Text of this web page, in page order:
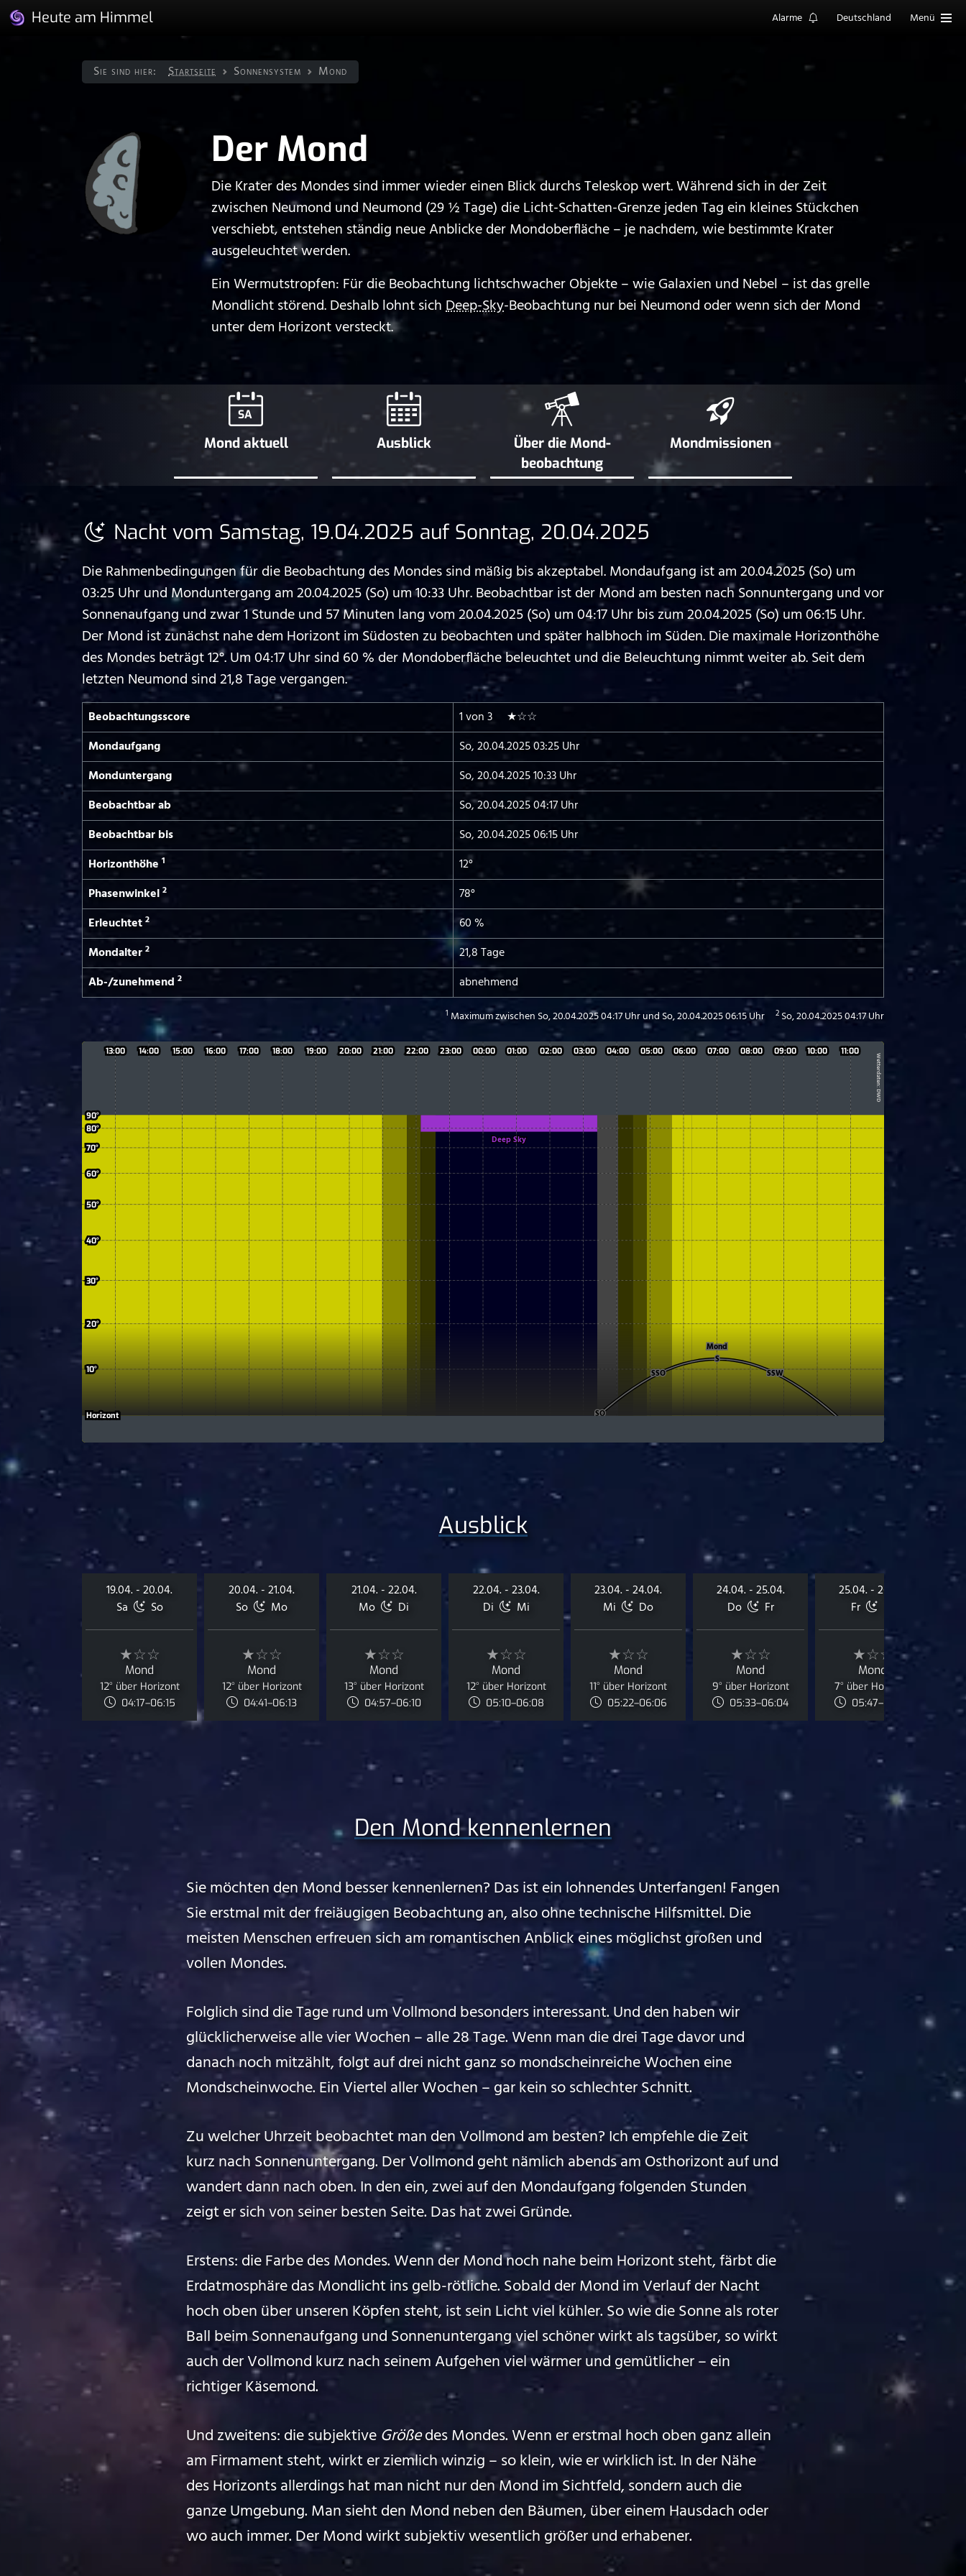
Heute am Himmel Alarme Deutschland Menü
Sie sind hier: Startseite Sonnen­system Mond
Der Mond
Die Krater des Mondes sind immer wieder einen Blick durchs Teleskop wert. Während sich in der Zeit
zwischen Neumond und Neumond (29 ½ Tage) die Licht-Schatten-Grenze jeden Tag ein kleines Stückchen
verschiebt, entstehen ständig neue Anblicke der Mondoberfläche – je nachdem, wie bestimmte Krater
ausgeleuchtet werden.
Ein Wermutstropfen: Für die Beobachtung lichtschwacher Objekte – wie Galaxien und Nebel – ist das grelle
Mondlicht störend. Deshalb lohnt sichDeep-Sky-Beobachtung nur bei Neumond oder wenn sich der Mond
unter dem Horizont versteckt.
SA
Mond aktuell Ausblick
Über die Mond­
beobachtung
Mond­missionen
Nacht vom Samstag, 19.04.2025 auf Sonntag, 20.04.2025
Die Rahmenbedingungen für die Beobachtung des Mondes sind mäßig bis akzeptabel. Mondaufgang ist am 20.04.2025 (So) um
03:25 Uhr und Monduntergang am 20.04.2025 (So) um 10:33 Uhr. Beobachtbar ist der Mond am besten nach Sonnuntergang und vor
Sonnenaufgang und zwar 1 Stunde und 57 Minuten lang vom 20.04.2025 (So) um 04:17 Uhr bis zum 20.04.2025 (So) um 06:15 Uhr.
Der Mond ist zunächst nahe dem Horizont im Südosten zu beobachten und später halbhoch im Süden. Die maximale Horizonthöhe
des Mondes beträgt 12°. Um 04:17 Uhr sind 60 % der Mondoberfläche beleuchtet und die Beleuchtung nimmt weiter ab. Seit dem
letzten Neumond sind 21,8 Tage vergangen.
Beobachtungs­score
1 von 3 ★☆☆
Mond­aufgang
So, 20.04.2025 03:25 Uhr
Mond­untergang
So, 20.04.2025 10:33 Uhr
Beobachtbar ab
So, 20.04.2025 04:17 Uhr
Beobachtbar bis
So, 20.04.2025 06:15 Uhr
Horizont­höhe 1
12°
Phasen­winkel 2
78°
Erleuchtet 2
60 %
Mond­alter 2
21,8 Tage
Ab-/­zunehmend 2 abnehmend
1 Maximum zwischen So, 20.04.2025 04:17 Uhr und So, 20.04.2025 06:15 Uhr 2 So, 20.04.2025 04:17 Uhr
Ausblick
19.04. - 20.04.
Sa
So
★☆☆
Mond
12° über Horizont
04:17–06:15
20.04. - 21.04.
So
Mo
★☆☆
Mond
12° über Horizont
04:41–06:13
21.04. - 22.04.
Mo
Di
★☆☆
Mond
13° über Horizont
04:57–06:10
22.04. - 23.04.
Di
Mi
★☆☆
Mond
12° über Horizont
05:10–06:08
23.04. - 24.04.
Mi
Do
★☆☆
Mond
11° über Horizont
05:22–06:06
24.04. - 25.04.
Do
Fr
★☆☆
Mond
9° über Horizont
05:33–06:04
25.04. - 26.04.
Fr
★☆☆
Mond
7° über Horizont
05:47–06:03
Den Mond kennenlernen
Sie möchten den Mond besser kennenlernen? Das ist ein lohnendes Unterfangen! Fangen
Sie erstmal mit der freiäugigen Beobachtung an, also ohne technische Hilfsmittel. Die
meisten Menschen erfreuen sich am romantischen Anblick eines möglichst großen und
vollen Mondes.
Folglich sind die Tage rund um Vollmond besonders interessant. Und den haben wir
glücklicherweise alle vier Wochen – alle 28 Tage. Wenn man die drei Tage davor und
danach noch mitzählt, folgt auf drei nicht ganz so mondscheinreiche Wochen eine
Mondscheinwoche. Ein Viertel aller Wochen – gar kein so schlechter Schnitt.
Zu welcher Uhrzeit beobachtet man den Vollmond am besten? Ich empfehle die Zeit
kurz nach Sonnenuntergang. Der Vollmond geht nämlich abends am Osthorizont auf und
wandert dann nach oben. In den ein, zwei auf den Mondaufgang folgenden Stunden
zeigt er sich von seiner besten Seite. Das hat zwei Gründe.
Erstens: die Farbe des Mondes. Wenn der Mond noch nahe beim Horizont steht, färbt die
Erdatmosphäre das Mondlicht ins gelb-rötliche. Sobald der Mond im Verlauf der Nacht
hoch oben über unseren Köpfen steht, ist sein Licht viel kühler. So wie die Sonne als roter
Ball beim Sonnenaufgang und Sonnenuntergang viel schöner wirkt als tagsüber, so wirkt
auch der Vollmond kurz nach seinem Aufgehen viel wärmer und gemütlicher – ein
richtiger Käsemond.
Und zweitens: die subjektive Größedes Mondes. Wenn er erstmal hoch oben ganz allein
am Firmament steht, wirkt er ziemlich winzig – so klein, wie er wirklich ist. In der Nähe
des Horizonts allerdings hat man nicht nur den Mond im Sichtfeld, sondern auch die
ganze Umgebung. Man sieht den Mond neben den Bäumen, über einem Hausdach oder
wo auch immer. Der Mond wirkt subjektiv wesentlich größer und erhabener.